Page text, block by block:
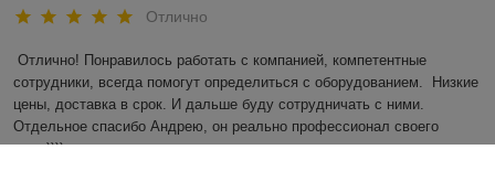
Отлично
Отлично! Понравилось работать с компанией, компетентные
сотрудники, всегда помогут определиться с оборудованием.  Низкие
цены, доставка в срок. И дальше буду сотрудничать с ними.
Отдельное спасибо Андрею, он реально профессионал своего
дела))))